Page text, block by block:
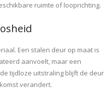
ruimte of looprichting.
Een stalen deur op maat is
aanvoelt, maar een
tijdloze uitstraling blijft de deur
verandert.